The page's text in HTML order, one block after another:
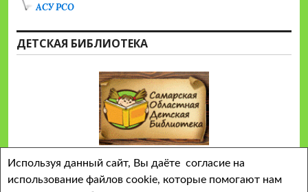
АСУ РСО
ДЕТСКАЯ БИБЛИОТЕКА
Используя данный сайт, Вы даёте согласие на
использование файлов cookie, которые помогают нам